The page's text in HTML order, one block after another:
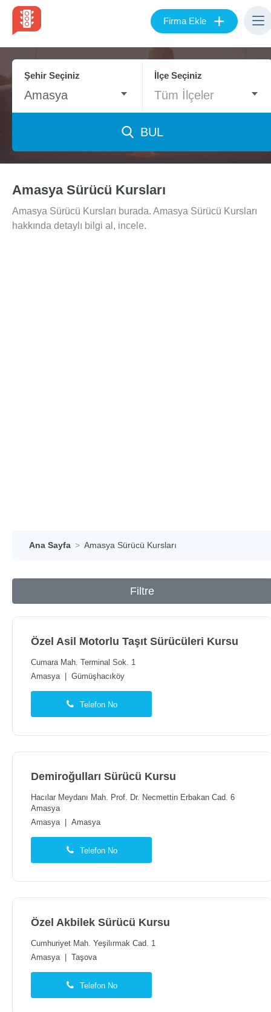
Firma Ekle +
Şehir Seçiniz
Amasya
İlçe Seçiniz
Tüm İlçeler
BUL
Amasya Sürücü Kursları
Amasya Sürücü Kursları burada. Amasya Sürücü Kursları
hakkında detaylı bilgi al, incele.
Ana Sayfa Amasya Sürücü Kursları
Filtre
Özel Asil Motorlu Taşıt Sürücüleri Kursu
Cumara Mah. Terminal Sok. 1
Amasya| Gümüşhacıköy
Telefon No
Demiroğulları Sürücü Kursu
Hacılar Meydanı Mah. Prof. Dr. Necmettin Erbakan Cad. 6
Amasya
Amasya| Amasya
Telefon No
Özel Akbilek Sürücü Kursu
Cumhuriyet Mah. Yeşilırmak Cad. 1
Amasya| Taşova
Telefon No